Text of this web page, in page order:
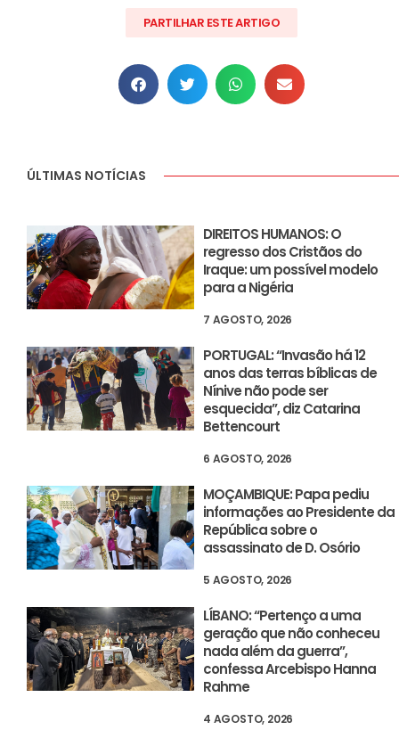
PARTILHAR ESTE ARTIGO
ÚLTIMAS NOTÍCIAS
DIREITOS HUMANOS: O
regresso dos Cristãos do
Iraque: um possível modelo
para a Nigéria
7 AGOSTO, 2026
PORTUGAL: “Invasão há 12
anos das terras bíblicas de
Nínive não pode ser
esquecida”, diz Catarina
Bettencourt
6 AGOSTO, 2026
MOÇAMBIQUE: Papa pediu
informações ao Presidente da
República sobre o
assassinato de D. Osório
5 AGOSTO, 2026
LÍBANO: “Pertenço a uma
geração que não conheceu
nada além da guerra”,
confessa Arcebispo Hanna
Rahme
4 AGOSTO, 2026